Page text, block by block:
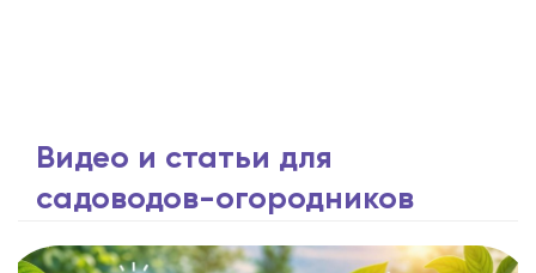
Видео и статьи для
садоводов-огородников